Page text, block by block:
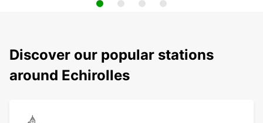
Discover our popular stations
around Echirolles